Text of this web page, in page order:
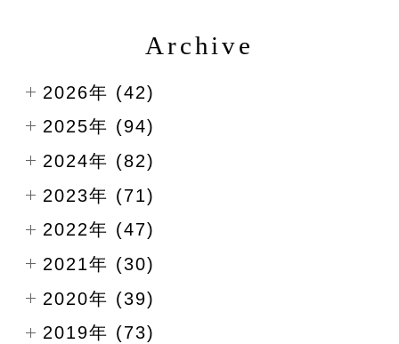
Archive
2026年 (42)
2025年 (94)
2024年 (82)
2023年 (71)
2022年 (47)
2021年 (30)
2020年 (39)
2019年 (73)